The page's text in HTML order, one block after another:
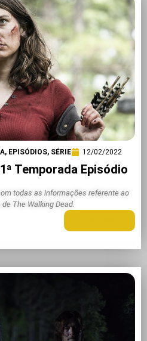
, EPISÓDIOS, SÉRIE 12/02/2022
Temporada Episódio
todas as informações referente ao
The Walking Dead.